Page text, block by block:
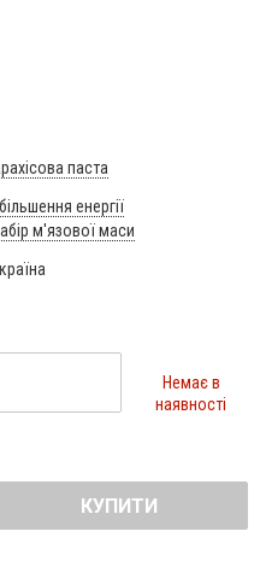
паста
енергії
м'язової маси
Немає в
наявності
КУПИТИ